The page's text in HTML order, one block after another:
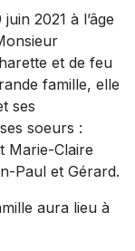
2021 à l’âge
et de feu
famille, elle
ses
soeurs :
Marie-Claire
Paul et Gérard.
aura lieu à